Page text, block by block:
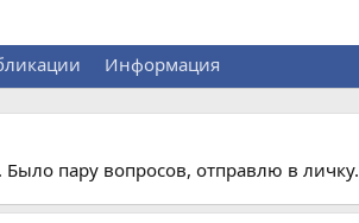
Информация
пару вопросов, отправлю в личку.